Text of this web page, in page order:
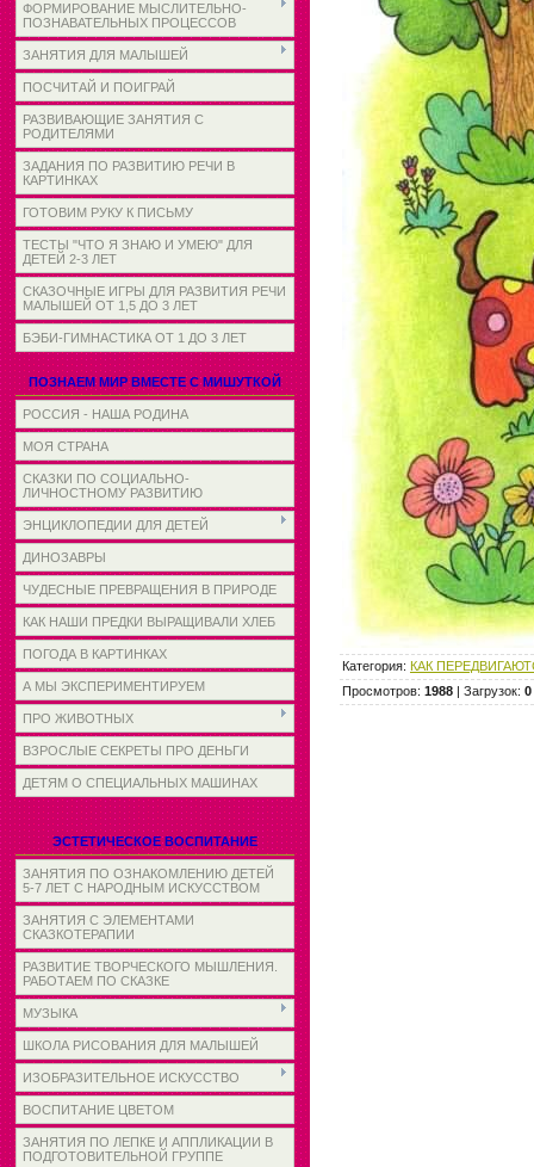
ФОРМИРОВАНИЕ МЫСЛИТЕЛЬНО-
ПОЗНАВАТЕЛЬНЫХ ПРОЦЕССОВ
ЗАНЯТИЯ ДЛЯ МАЛЫШЕЙ
ПОСЧИТАЙ И ПОИГРАЙ
РАЗВИВАЮЩИЕ ЗАНЯТИЯ С
РОДИТЕЛЯМИ
ЗАДАНИЯ ПО РАЗВИТИЮ РЕЧИ В
КАРТИНКАХ
ГОТОВИМ РУКУ К ПИСЬМУ
ТЕСТЫ "ЧТО Я ЗНАЮ И УМЕЮ" ДЛЯ
ДЕТЕЙ 2-3 ЛЕТ
СКАЗОЧНЫЕ ИГРЫ ДЛЯ РАЗВИТИЯ РЕЧИ
МАЛЫШЕЙ ОТ 1,5 ДО 3 ЛЕТ
БЭБИ-ГИМНАСТИКА ОТ 1 ДО 3 ЛЕТ
ПОЗНАЕМ МИР ВМЕСТЕ С МИШУТКОЙ
РОССИЯ - НАША РОДИНА
МОЯ СТРАНА
СКАЗКИ ПО СОЦИАЛЬНО-
ЛИЧНОСТНОМУ РАЗВИТИЮ
ЭНЦИКЛОПЕДИИ ДЛЯ ДЕТЕЙ
ДИНОЗАВРЫ
ЧУДЕСНЫЕ ПРЕВРАЩЕНИЯ В ПРИРОДЕ
КАК НАШИ ПРЕДКИ ВЫРАЩИВАЛИ ХЛЕБ
ПОГОДА В КАРТИНКАХ
А МЫ ЭКСПЕРИМЕНТИРУЕМ
ПРО ЖИВОТНЫХ
ВЗРОСЛЫЕ СЕКРЕТЫ ПРО ДЕНЬГИ
ДЕТЯМ О СПЕЦИАЛЬНЫХ МАШИНАХ
ЭСТЕТИЧЕСКОЕ ВОСПИТАНИЕ
ЗАНЯТИЯ ПО ОЗНАКОМЛЕНИЮ ДЕТЕЙ
5-7 ЛЕТ С НАРОДНЫМ ИСКУССТВОМ
ЗАНЯТИЯ С ЭЛЕМЕНТАМИ
СКАЗКОТЕРАПИИ
РАЗВИТИЕ ТВОРЧЕСКОГО МЫШЛЕНИЯ.
РАБОТАЕМ ПО СКАЗКЕ
МУЗЫКА
ШКОЛА РИСОВАНИЯ ДЛЯ МАЛЫШЕЙ
ИЗОБРАЗИТЕЛЬНОЕ ИСКУССТВО
ВОСПИТАНИЕ ЦВЕТОМ
ЗАНЯТИЯ ПО ЛЕПКЕ И АППЛИКАЦИИ В
ПОДГОТОВИТЕЛЬНОЙ ГРУППЕ
Категория: КАК
Просмотров: 1988 | Загрузок: 0